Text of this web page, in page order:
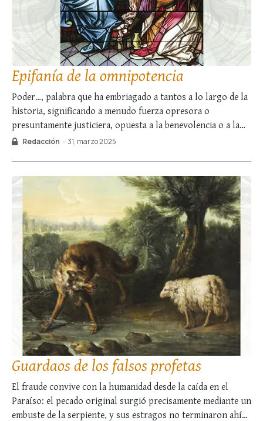
Epifanía de la omnipotencia
Poder…, palabra que ha embriagado a tantos a lo largo de la
historia, significando a menudo fuerza opresora o
presuntamente justiciera, opuesta a la benevolencia o a la
misericordia, fruto de la exacerbación de las pasiones
Redacción - 31, marzo 2025
Guardaos de los falsos profetas
El fraude convive con la humanidad desde la caída en el
Paraíso: el pecado original surgió precisamente mediante un
embuste de la serpiente, y sus estragos no terminaron ahí…